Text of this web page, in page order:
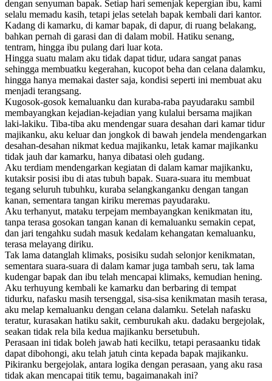
dengan senyuman bapak. Setiap hari semenjak kepergian ibu, kami
selalu memadu kasih, tetapi jelas setelah bapak kembali dari kantor.
Kadang di kamarku, di kamar bapak, di dapur, di ruang belakang,
bahkan pernah di garasi dan di dalam mobil. Hatiku senang,
tentram, hingga ibu pulang dari luar kota.
Hingga suatu malam aku tidak dapat tidur, udara sangat panas
sehingga membuatku kegerahan, kucopot beha dan celana dalamku,
hingga hanya memakai daster saja, kondisi seperti ini membuat aku
menjadi terangsang.
Kugosok-gosok kemaluanku dan kuraba-raba payudaraku sambil
membayangkan kejadian-kejadian yang kulalui bersama majikan
laki-lakiku. Tiba-tiba aku mendengar suara desahan dari kamar tidur
majikanku, aku keluar dan jongkok di bawah jendela mendengarkan
desahan-desahan nikmat kedua majikanku, letak kamar majikanku
tidak jauh dar kamarku, hanya dibatasi oleh gudang.
Aku terdiam mendengarkan kegiatan di dalam kamar majikanku,
kutaksir posisi ibu di atas tubuh bapak. Suara-suara itu membuat
tegang seluruh tubuhku, kuraba selangkanganku dengan tangan
kanan, sementara tangan kiriku meremas payudaraku.
Aku terhanyut, mataku terpejam membayangkan kenikmatan itu,
tanpa terasa gosokan tangan kanan di kemaluanku semakin cepat,
dan jari tengahku sudah masuk kedalam kehangatan kemaluanku,
terasa melayang diriku.
Tak lama datanglah klimaks, posisiku sudah selonjor kenikmatan,
sementara suara-suara di dalam kamar juga tambah seru, tak lama
kudengar bapak dan ibu telah mencapai klimaks, kemudian hening.
Aku terhuyung kembali ke kamarku dan berbaring di tempat
tidurku, nafasku masih tersenggal, sisa-sisa kenikmatan masih terasa,
aku melap kemaluanku dengan celana dalamku. Setelah nafasku
teratur, kurasakan hatiku sakit, cemburukah aku. dadaku bergejolak,
seakan tidak rela bila kedua majikanku bersetubuh.
Perasaan ini tidak boleh jawab hati kecilku, tetapi perasaanku tidak
dapat dibohongi, aku telah jatuh cinta kepada bapak majikanku.
Pikiranku bergejolak, antara logika dengan perasaan, yang aku rasa
tidak akan mencapai titik temu, bagaimanakah ini?